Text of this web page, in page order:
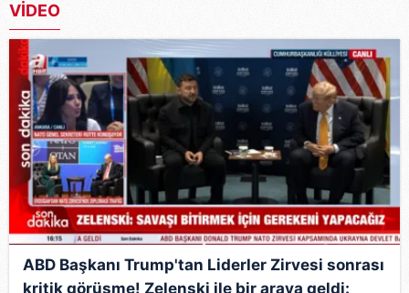
VİDEO
ABD Başkanı Trump'tan Liderler Zirvesi sonrası
kritik görüşme! Zelenski ile bir araya geldi: